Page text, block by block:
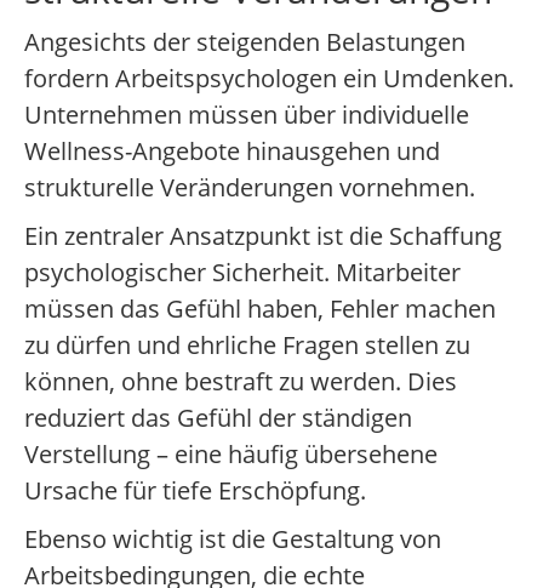
Angesichts der steigenden Belastungen
fordern Arbeitspsychologen ein Umdenken.
Unternehmen müssen über individuelle
Wellness-Angebote hinausgehen und
strukturelle Veränderungen vornehmen.
Ein zentraler Ansatzpunkt ist die Schaffung
psychologischer Sicherheit. Mitarbeiter
müssen das Gefühl haben, Fehler machen
zu dürfen und ehrliche Fragen stellen zu
können, ohne bestraft zu werden. Dies
reduziert das Gefühl der ständigen
Verstellung – eine häufig übersehene
Ursache für tiefe Erschöpfung.
Ebenso wichtig ist die Gestaltung von
Arbeitsbedingungen, die echte